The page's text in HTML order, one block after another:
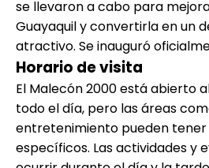
se llevaron a cabo para
Guayaquil y convertirla en un
atractivo. Se inauguró
Horario de visita
El Malecón 2000 está abierto
todo el día, pero las áreas
entretenimiento pueden
específicos. Las actividades y